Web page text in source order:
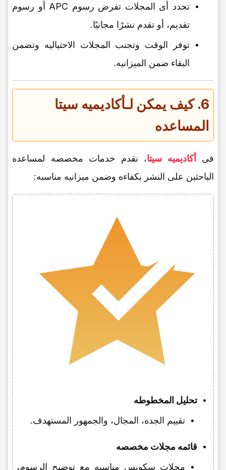
تحدد أی المجلات تفرض رسوم APC أو رسوم
تقدیم، أو تقدم نشرًا مجانیًا.
توفر الوقت وتجنب المجلات الاحتیالیه وتضمن
البقاء ضمن المیزانیه.
6. کیف یمکن لـ
أکادیمیه سیتا
المساعده
فی أکادیمیه سیتا، نقدم خدمات مخصصه لمساعده
الباحثین على النشر بکفاءه وضمن میزانیه مناسبه:
تحلیل المخطوطه
تقییم الجده، المجال، والجمهور المستهدف.
قائمه مجلات مخصصه
مجلات سکوبس مناسبه مع توضیح الرسوم،